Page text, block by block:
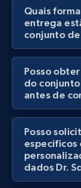
Quais
entrega
conjunto de
Posso
do
antes de
Posso
específicos
dados Dr.